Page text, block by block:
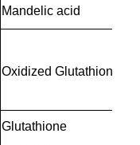
Mandelic acid
Oxidized Glutathione
Glutathione